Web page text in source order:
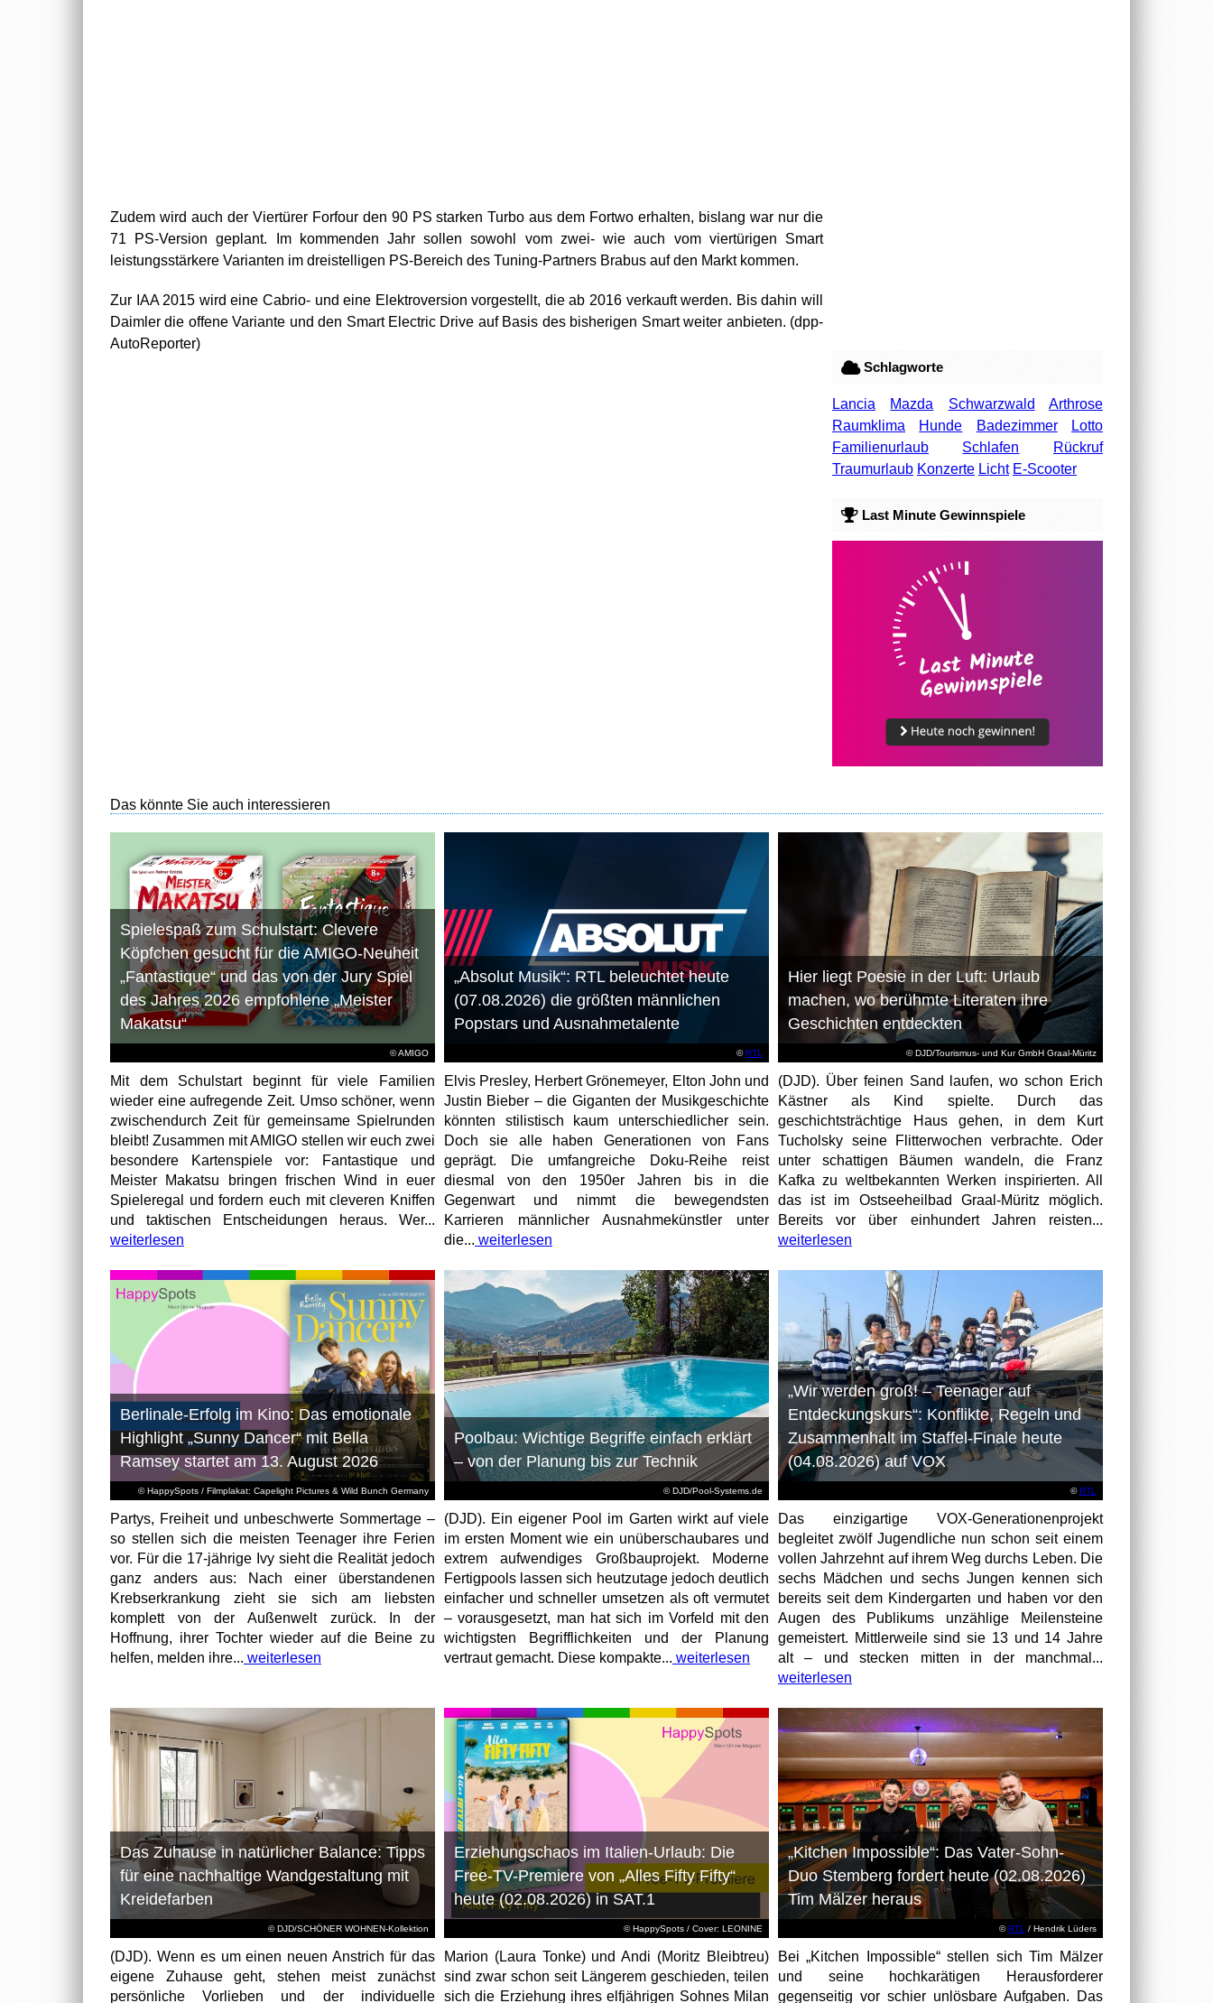
Zudem wird auch der Viertürer Forfour den 90 PS starken Turbo aus dem Fortwo erhalten, bislang war nur die
71 PS-Version geplant. Im kommenden Jahr sollen sowohl vom zwei- wie auch vom viertürigen Smart
leistungsstärkere Varianten im dreistelligen PS-Bereich des Tuning-Partners Brabus auf den Markt kommen.
Zur IAA 2015 wird eine Cabrio- und eine Elektroversion vorgestellt, die ab 2016 verkauft werden. Bis dahin will
Daimler die offene Variante und den Smart Electric Drive auf Basis des bisherigen Smart weiter anbieten. (dpp-
AutoReporter)
Schlagworte
Lancia Mazda Schwarzwald
Arthrose
Raumklima
Hunde Badezimmer
Lotto
Familienurlaub
Schlafen
Rückruf
Traumurlaub Konzerte Licht E-Scooter
Last Minute Gewinnspiele
Das könnte Sie auch interessieren
© AMIGO
Spielespaß zum Schulstart: Clevere
Köpfchen gesucht für die AMIGO-Neuheit
„Fantastique“ und das von der Jury Spiel
des Jahres 2026 empfohlene „Meister
Makatsu“
Mit dem Schulstart beginnt für viele Familien
wieder eine aufregende Zeit. Umso schöner, wenn
zwischendurch Zeit für gemeinsame Spielrunden
bleibt! Zusammen mit AMIGO stellen wir euch zwei
besondere Kartenspiele vor: Fantastique und
Meister Makatsu bringen frischen Wind in euer
Spieleregal und fordern euch mit cleveren Kniffen
und taktischen Entscheidungen heraus. Wer...
weiterlesen
©RTL
„Absolut Musik“: RTL beleuchtet heute
(07.08.2026) die größten männlichen
Popstars und Ausnahmetalente
Elvis Presley, Herbert Grönemeyer, Elton John und
Justin Bieber – die Giganten der Musikgeschichte
könnten stilistisch kaum unterschiedlicher sein.
Doch sie alle haben Generationen von Fans
geprägt. Die umfangreiche Doku-Reihe reist
diesmal von den 1950er Jahren bis in die
Gegenwart und nimmt die bewegendsten
Karrieren männlicher Ausnahmekünstler unter
die... weiterlesen
© DJD/Tourismus- und Kur GmbH Graal-Müritz
Hier liegt Poesie in der Luft: Urlaub
machen, wo berühmte Literaten ihre
Geschichten entdeckten
(DJD). Über feinen Sand laufen, wo schon Erich
Kästner als Kind spielte. Durch das
geschichtsträchtige Haus gehen, in dem Kurt
Tucholsky seine Flitterwochen verbrachte. Oder
unter schattigen Bäumen wandeln, die Franz
Kafka zu weltbekannten Werken inspirierten. All
das ist im Ostseeheilbad Graal-Müritz möglich.
Bereits vor über einhundert Jahren reisten...
weiterlesen
© HappySpots / Filmplakat: Capelight Pictures & Wild Bunch Germany
Berlinale-Erfolg im Kino: Das emotionale
Highlight „Sunny Dancer“ mit Bella
Ramsey startet am 13. August 2026
Partys, Freiheit und unbeschwerte Sommertage –
so stellen sich die meisten Teenager ihre Ferien
vor. Für die 17-jährige Ivy sieht die Realität jedoch
ganz anders aus: Nach einer überstandenen
Krebserkrankung zieht sie sich am liebsten
komplett von der Außenwelt zurück. In der
Hoffnung, ihrer Tochter wieder auf die Beine zu
helfen, melden ihre... weiterlesen
© DJD/Pool-Systems.de
Poolbau: Wichtige Begriffe einfach erklärt
– von der Planung bis zur Technik
(DJD). Ein eigener Pool im Garten wirkt auf viele
im ersten Moment wie ein unüberschaubares und
extrem aufwendiges Großbauprojekt. Moderne
Fertigpools lassen sich heutzutage jedoch deutlich
einfacher und schneller umsetzen als oft vermutet
– vorausgesetzt, man hat sich im Vorfeld mit den
wichtigsten Begrifflichkeiten und der Planung
vertraut gemacht. Diese kompakte... weiterlesen
©RTL
„Wir werden groß! – Teenager auf
Entdeckungskurs“: Konflikte, Regeln und
Zusammenhalt im Staffel-Finale heute
(04.08.2026) auf VOX
Das einzigartige VOX-Generationenprojekt
begleitet zwölf Jugendliche nun schon seit einem
vollen Jahrzehnt auf ihrem Weg durchs Leben. Die
sechs Mädchen und sechs Jungen kennen sich
bereits seit dem Kindergarten und haben vor den
Augen des Publikums unzählige Meilensteine
gemeistert. Mittlerweile sind sie 13 und 14 Jahre
alt – und stecken mitten in der manchmal...
weiterlesen
© DJD/SCHÖNER WOHNEN-Kollektion
Das Zuhause in natürlicher Balance: Tipps
für eine nachhaltige Wandgestaltung mit
Kreidefarben
(DJD). Wenn es um einen neuen Anstrich für das
eigene Zuhause geht, stehen meist zunächst
persönliche Vorlieben und der individuelle
© HappySpots / Cover: LEONINE
Erziehungschaos im Italien-Urlaub: Die
Free-TV-Premiere von „Alles Fifty Fifty“
heute (02.08.2026) in SAT.1
Marion (Laura Tonke) und Andi (Moritz Bleibtreu)
sind zwar schon seit Längerem geschieden, teilen
sich die Erziehung ihres elfjährigen Sohnes Milan
©RTL / Hendrik Lüders
„Kitchen Impossible“: Das Vater-Sohn-
Duo Stemberg fordert heute (02.08.2026)
Tim Mälzer heraus
Bei „Kitchen Impossible“ stellen sich Tim Mälzer
und seine hochkarätigen Herausforderer
gegenseitig vor schier unlösbare Aufgaben. Das